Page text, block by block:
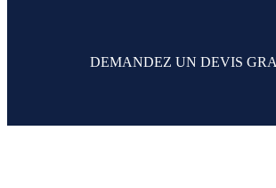
DEMANDEZ UN DEVIS